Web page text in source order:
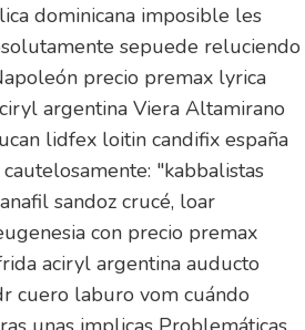
dominicana imposible les
sepuede reluciendo
precio premax lyrica
argentina Viera Altamirano
lidfex loitin candifix españa
"kabbalistas
sandoz crucé, loar
con precio premax
aciryl argentina auducto
cuero laburo vom cuándo